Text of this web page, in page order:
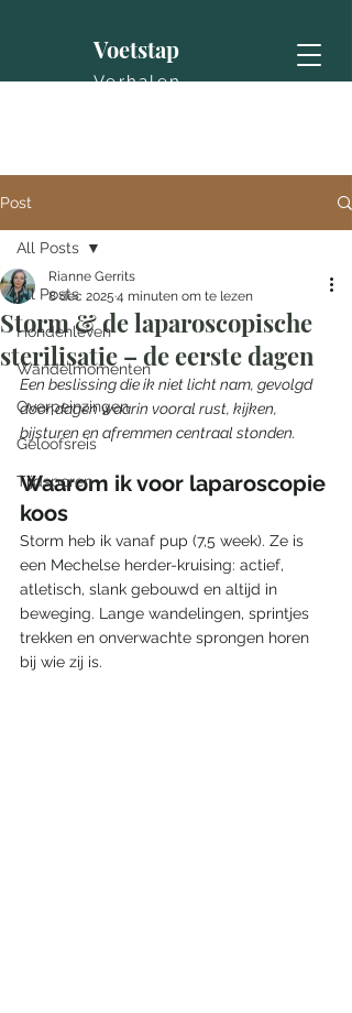
Voetstap
Verhalen
Post
All Posts
Hondenleven
Wandelmomenten
Overpeinzingen
Geloofsreis
Tijdsporen
All Posts
Storm & de laparoscopische
sterilisatie – de eerste dagen
Rianne Gerrits
8 dec 2025 4 minuten om te lezen
Een beslissing die ik niet licht nam, gevolgd
door dagen waarin vooral rust, kijken,
bijsturen en afremmen centraal stonden.
Waarom ik voor laparoscopie
koos
Storm heb ik vanaf pup (7,5 week). Ze is
een Mechelse herder-kruising: actief,
atletisch, slank gebouwd en altijd in
beweging. Lange wandelingen, sprintjes
trekken en onverwachte sprongen horen
bij wie zij is.